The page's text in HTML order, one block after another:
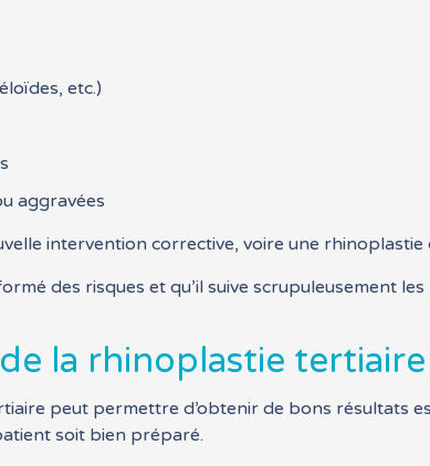
etc.)
aggravées
intervention corrective, voire une
des risques et qu’il suive scrupuleusement
la rhinoplastie tertiaire
peut permettre d’obtenir de bons résultats
soit bien préparé.